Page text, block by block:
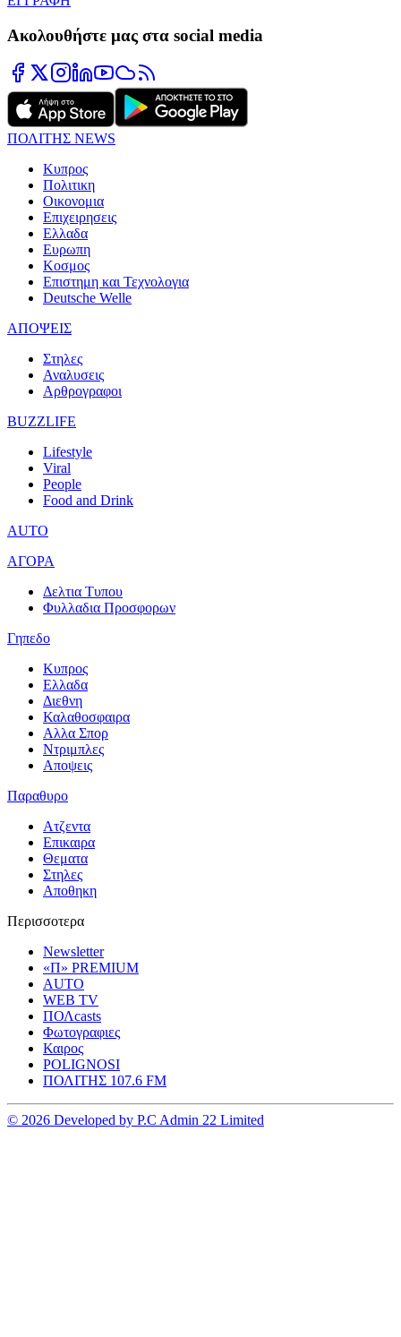
Ακολουθήστε μας στα social media
ΠΟΛΙΤΗΣ NEWS
Κυπρος
Πολιτικη
Οικονομια
Επιχειρησεις
Ελλαδα
Ευρωπη
Κοσμος
Επιστημη και Τεχνολογια
Deutsche Welle
ΑΠΟΨΕΙΣ
Στηλες
Αναλυσεις
Αρθρογραφοι
BUZZLIFE
Lifestyle
Viral
People
Food and Drink
AUTO
ΑΓΟΡΑ
Δελτια Τυπου
Φυλλαδια Προσφορων
Γηπεδο
Κυπρος
Ελλαδα
Διεθνη
Καλαθοσφαιρα
Αλλα Σπορ
Ντριμπλες
Αποψεις
Παραθυρο
Ατζεντα
Επικαιρα
Θεματα
Στηλες
Αποθηκη
Περισσοτερα
Newsletter
«Π» PREMIUM
AUTO
WEB TV
ΠΟΛcasts
Φωτογραφιες
Καιρος
POLIGNOSI
ΠΟΛΙΤΗΣ 107.6 FM
© 2026 Developed by P.C Admin 22 Limited